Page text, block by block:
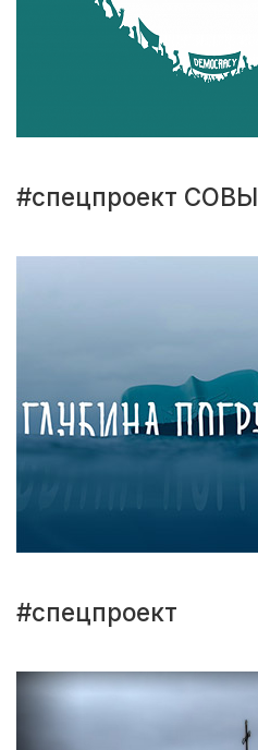
#спецпроект СОВЫ
#спецпроект